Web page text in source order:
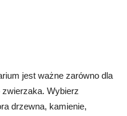
jest ważne zarówno dla
Wybierz
drzewna, kamienie,